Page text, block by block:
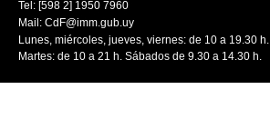
Tel: [598 2] 1950 7960
Mail: CdF@imm.gub.uy
Lunes, miércoles, jueves, viernes: de 10 a 19.30 h.
Martes: de 10 a 21 h. Sábados de 9.30 a 14.30 h.